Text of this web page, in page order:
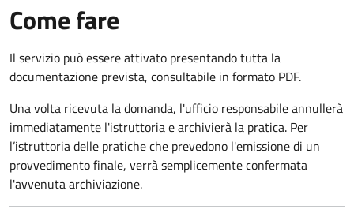
Come fare
Il servizio può essere attivato presentando tutta la
documentazione prevista, consultabile in formato PDF.
Una volta ricevuta la domanda, l'ufficio responsabile annullerà
immediatamente l'istruttoria e archivierà la pratica. Per
l’istruttoria delle pratiche che prevedono l'emissione di un
provvedimento finale, verrà semplicemente confermata
l'avvenuta archiviazione.